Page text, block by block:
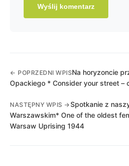
← POPRZEDNI WPISNa horyzoncie
Opackiego * Consider your street –
NASTĘPNY WPIS →Spotkanie z
Warszawskim* One of the oldest
Warsaw Uprising 1944